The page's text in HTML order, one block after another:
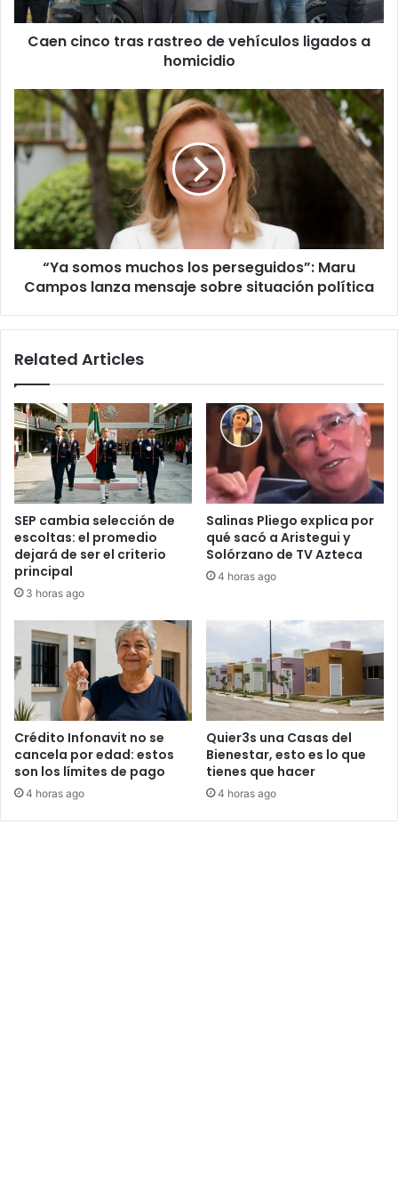
homicidio
Caen cinco tras rastreo de vehículos ligados a
homicidio
somos
muchos
los
perseguidos”:
Maru
Campos
lanza
mensaje
sobre
situación
“Ya somos muchos los perseguidos”: Maru
Campos lanza mensaje sobre situación política
Related Articles
SEP cambia selección de
escoltas: el promedio
dejará de ser el criterio
principal
3 horas ago
Salinas Pliego explica por
qué sacó a Aristegui y
Solórzano de TV Azteca
4 horas ago
Crédito Infonavit no se
cancela por edad: estos
son los límites de pago
4 horas ago
Quier3s una Casas del
Bienestar, esto es lo que
tienes que hacer
4 horas ago